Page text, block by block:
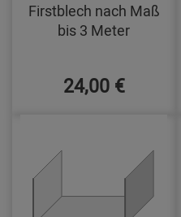
Firstblech nach Maß
bis 3 Meter
24,00 €